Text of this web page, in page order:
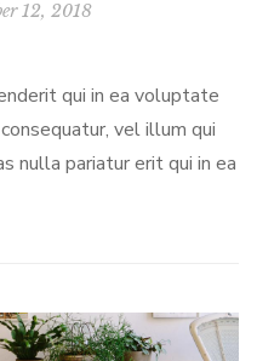
12, 2018
qui in ea voluptate
vel illum qui
nulla pariatur erit qui in ea